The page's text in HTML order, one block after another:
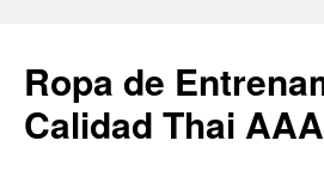
Ropa de
Calidad Thai AAA